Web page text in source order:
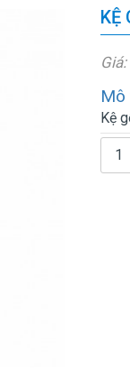
KỆ
Giá:
Mô
Kệ